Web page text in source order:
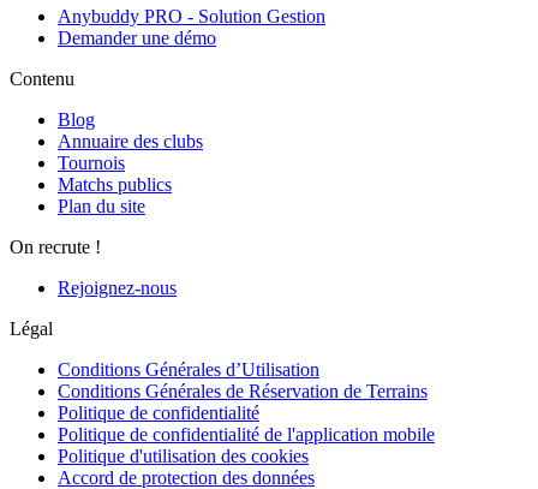
Anybuddy PRO - Solution Gestion
Demander une démo
Contenu
Blog
Annuaire des clubs
Tournois
Matchs publics
Plan du site
On recrute !
Rejoignez-nous
Légal
Conditions Générales d’Utilisation
Conditions Générales de Réservation de Terrains
Politique de confidentialité
Politique de confidentialité de l'application mobile
Politique d'utilisation des cookies
Accord de protection des données